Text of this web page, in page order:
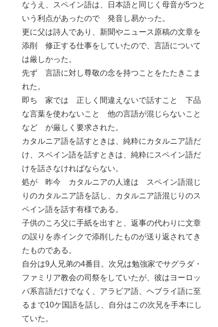
なうえ、スペイン語は、日本語と同じく母音が5つと
いう利点があったので 発音し易かった。
更に父は詩人であり、新聞やニュース原稿の文章を
添削 修正する仕事をしていたので、言語について
は厳しかった。
先ず 言語に対し尊敬の念を持つことをたたきこま
れた。
即ち 家では 正しく間違えないで話すこと 下品
な言葉を使わないこと 他の言語が混じらないこと
など が厳しく要求された。
カタルニア語を話すときは、純粋にカタルニア語だ
け、スペイン語を話すときは、純粋にスペイン語だ
けを話さなければならない。
処が 昨今 カタルニアの人達は スペイン語混じ
りのカタルニア語を話し、カタルニア語混じりのス
ペイン語を話す有様である。
子供のころ父に手紙を出すと、返事の代わりに文章
の誤りを赤インクで添削したものが送り返されてき
たものである。
自分は9人兄弟の4番目。次兄は勉強家でサグラダ・
ファミリア教会の司祭をしていたが、彼はヨーロッ
パ系言語だけでなく、アラビア語、ヘブライ語に至
るまで10ケ国語を話し、自分はこの次兄を手本にし
ていた。